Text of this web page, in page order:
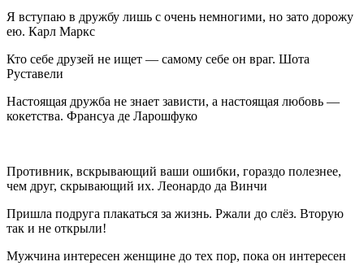
Я вступаю в дружбу лишь с очень немногими, но зато дорожу
ею. Карл Маркс
Кто себе друзей не ищет — самому себе он враг. Шота
Руставели
Настоящая дружба не знает зависти, а настоящая любовь —
кокетства. Франсуа де Ларошфуко
Противник, вскрывающий ваши ошибки, гораздо полезнее,
чем друг, скрывающий их. Леонардо да Винчи
Пришла подруга плакаться за жизнь. Ржали до слёз. Вторую
так и не открыли!
Мужчина интересен женщине до тех пор, пока он интересен